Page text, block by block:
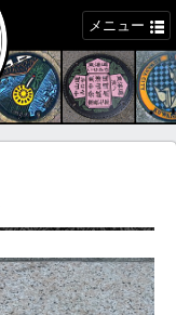
メニュー